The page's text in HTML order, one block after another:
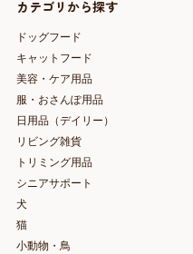
カテゴリから探す
ドッグフード
キャットフード
美容・ケア用品
服・おさんぽ用品
日用品（デイリー）
リビング雑貨
トリミング用品
シニアサポート
犬
猫
小動物・鳥